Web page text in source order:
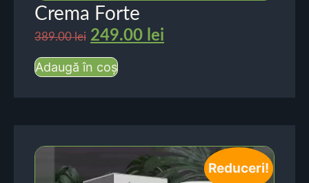
Crema Forte
389.00lei 249.00 lei
Adaugă în coș
Reduceri!